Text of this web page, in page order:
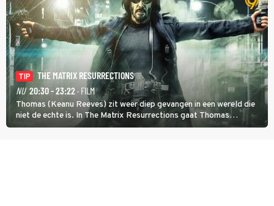
TIP
THE MATRIX RESURRECTIONS
NU 20:30 - 23:22 · FILM
Thomas (Keanu Reeves) zit weer diep gevangen in een wereld die
niet de echte is. In The Matrix Resurrections gaat Thomas
proberen uit deze schijnwereld te ontsnappen.